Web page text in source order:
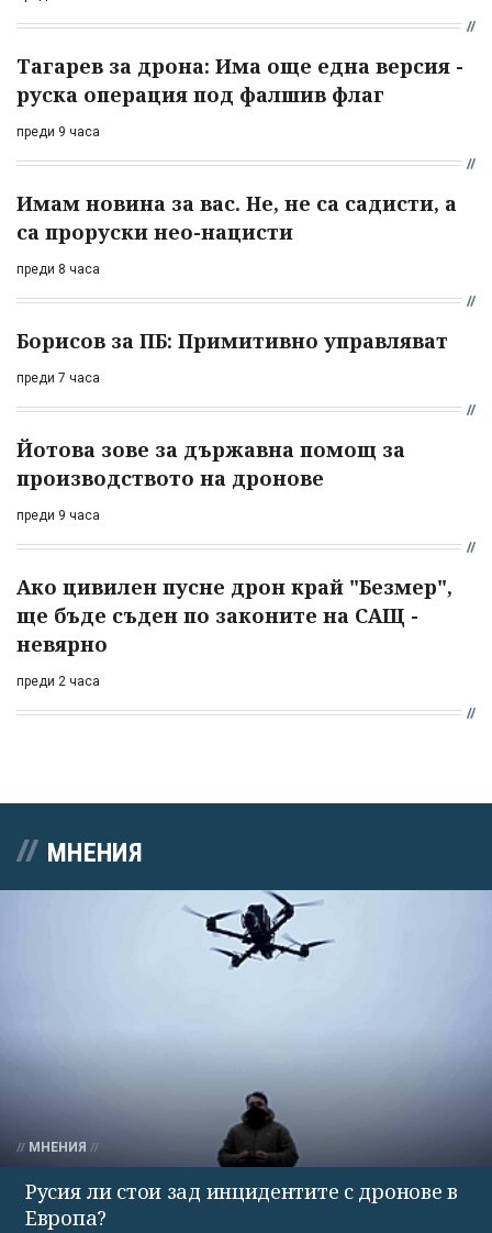
Тагарев за дрона: Има още една версия -
руска операция под фалшив флаг
преди 9 часа
Имам новина за вас. Не, не са садисти, а
са проруски нео-нацисти
преди 8 часа
Борисов за ПБ: Примитивно управляват
преди 7 часа
Йотова зове за държавна помощ за
производството на дронове
преди 9 часа
Ако цивилен пусне дрон край "Безмер",
ще бъде съден по законите на САЩ -
невярно
преди 2 часа
МНЕНИЯ
МНЕНИЯ
Русия ли стои зад инцидентите с дронове в
Европа?